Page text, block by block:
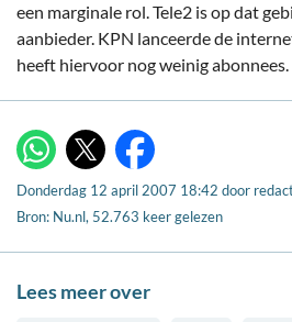
een marginale rol. Tele2 is op dat
aanbieder. KPN lanceerde de
heeft hiervoor nog weinig abonnees.
WhatsApp Facebook
Donderdag 12 april 2007 18:42 door
Bron: Nu.nl, 52.763 keer gelezen
Lees meer over